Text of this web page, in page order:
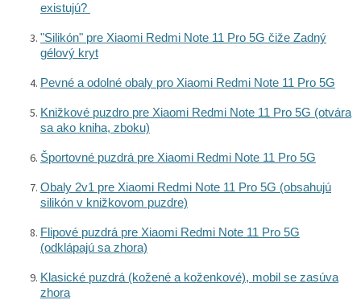
existujú?
"Silikón" pre Xiaomi Redmi Note 11 Pro 5G čiže Zadný
gélový kryt
Pevné a odolné obaly pro Xiaomi Redmi Note 11 Pro 5G
Knižkové puzdro pre Xiaomi Redmi Note 11 Pro 5G (otvára
sa ako kniha, zboku)
Športovné puzdrá pre Xiaomi Redmi Note 11 Pro 5G
Obaly 2v1 pre Xiaomi Redmi Note 11 Pro 5G (obsahujú
silikón v knižkovom puzdre)
Flipové puzdrá pre Xiaomi Redmi Note 11 Pro 5G
(odklápajú sa zhora)
Klasické puzdrá (kožené a koženkové), mobil se zasúva
zhora